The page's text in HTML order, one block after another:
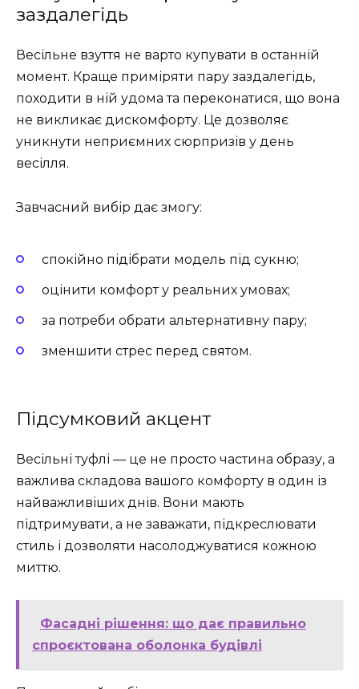
заздалегідь
Весільне взуття не варто купувати в останній
момент. Краще приміряти пару заздалегідь,
походити в ній удома та переконатися, що вона
не викликає дискомфорту. Це дозволяє
уникнути неприємних сюрпризів у день
весілля.
Завчасний вибір дає змогу:
спокійно підібрати модель під сукню;
оцінити комфорт у реальних умовах;
за потреби обрати альтернативну пару;
зменшити стрес перед святом.
Підсумковий акцент
Весільні туфлі — це не просто частина образу, а
важлива складова вашого комфорту в один із
найважливіших днів. Вони мають
підтримувати, а не заважати, підкреслювати
стиль і дозволяти насолоджуватися кожною
миттю.
Фасадні рішення: що дає правильно
спроєктована оболонка будівлі